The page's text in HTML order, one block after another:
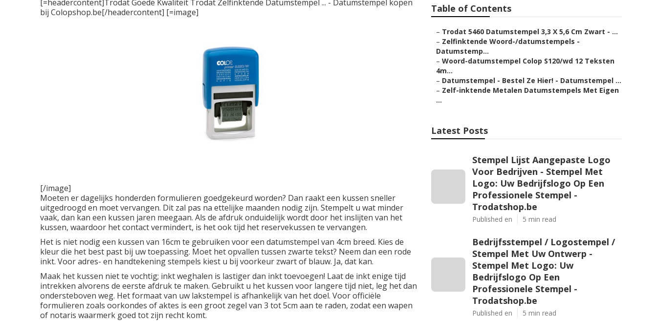
[=headercontent]Trodat Goede Kwaliteit Trodat Zelfinktende Datumstempel ... - Datumstempel kopen
bij Colopshop.be[/headercontent] [=image]
[/image]
Moeten er dagelijks honderden formulieren goedgekeurd worden? Dan raakt een kussen sneller
uitgedroogd en moet vervangen. Dit zal pas na ettelijke maanden nodig zijn. Stempelt u wat minder
vaak, dan kan een kussen jaren meegaan. Als de afdruk onduidelijk wordt door het inslijten van het
kussen, waardoor het contact vermindert, is het ook tijd het reservekussen te vervangen.
Het is niet nodig een kussen van 16cm te gebruiken voor een datumstempel van 4cm breed. Kies de
kleur die het best past bij uw toepassing. Moet het opvallen tussen zwarte tekst? Neem dan een rode
inkt. Voor adres- en handtekening stempels kiest u bij voorkeur zwart of blauw. Ja, dat kan.
Maak het kussen niet te vochtig; inkt weghalen is lastiger dan inkt toevoegen! Laat de inkt enige tijd
intrekken alvorens de eerste afdruk te maken. Gebruikt u het kussen voor langere tijd niet, leg het dan
ondersteboven weg. Het formaat van uw lakstempel is afhankelijk van het doel. Voor officiële
formulieren zoals oorkondes of aktes is een groot zegel van 3 tot 5cm aan te raden, zodat een wapen
of notaris waarmerk goed tot zijn recht komt.
Table of Contents
– Trodat 5460 Datumstempel 3,3 X 5,6 Cm Zwart - ...
– Zelfinktende Woord-/datumstempels -
Datumstemp...
– Woord-datumstempel Colop S120/wd 12 Teksten
4m...
– Datumstempel - Bestel Ze Hier! - Datumstempel ...
– Zelf-inktende Metalen Datumstempels Met Eigen
...
Latest Posts
Stempel Lijst Aangepaste Logo
Voor Bedrijven - Stempel Met
Logo: Uw Bedrijfslogo Op Een
Professionele Stempel -
Trodatshop.be
Published en 5 min read
Bedrijfsstempel / Logostempel /
Stempel Met Uw Ontwerp -
Stempel Met Logo: Uw
Bedrijfslogo Op Een
Professionele Stempel -
Trodatshop.be
Published en 5 min read